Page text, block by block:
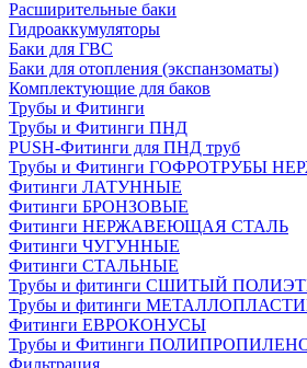
Расширительные баки
Гидроаккумуляторы
Баки для ГВС
Баки для отопления (экспанзоматы)
Комплектующие для баков
Трубы и Фитинги
Трубы и Фитинги ПНД
PUSH-Фитинги для ПНД труб
Трубы и Фитинги ГОФРОТРУБЫ
Фитинги ЛАТУННЫЕ
Фитинги БРОНЗОВЫЕ
Фитинги НЕРЖАВЕЮЩАЯ СТАЛЬ
Фитинги ЧУГУННЫЕ
Фитинги СТАЛЬНЫЕ
Трубы и фитинги СШИТЫЙ
Трубы и фитинги
Фитинги ЕВРОКОНУСЫ
Трубы и Фитинги
Фильтрация